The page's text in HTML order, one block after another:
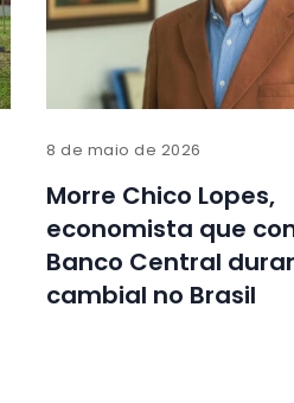
8 de maio de 2026
Morre Chico Lopes,
economista que
Banco Central
cambial no Brasil